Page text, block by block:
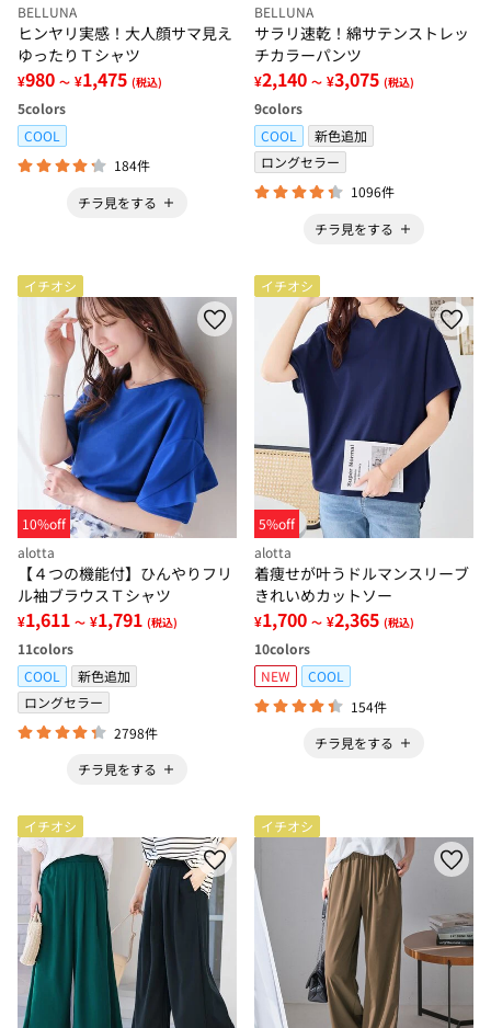
BELLUNA
ヒンヤリ実感！大人顔サマ見え
ゆったりＴシャツ
¥980 ～ ¥1,475 (税込)
5colors
COOL
184件
チラ見をする
BELLUNA
サラリ速乾！綿サテンストレッ
チカラーパンツ
¥2,140 ～ ¥3,075 (税込)
9colors
COOL
新色追加
ロングセラー
1096件
チラ見をする
イチオシ
10%off
alotta
【４つの機能付】ひんやりフリ
ル袖ブラウスＴシャツ
¥1,611 ～ ¥1,791 (税込)
11colors
COOL
新色追加
ロングセラー
2798件
チラ見をする
イチオシ
5%off
alotta
着痩せが叶うドルマンスリーブ
きれいめカットソー
¥1,700 ～ ¥2,365 (税込)
10colors
NEW
COOL
154件
チラ見をする
イチオシ イチオシ